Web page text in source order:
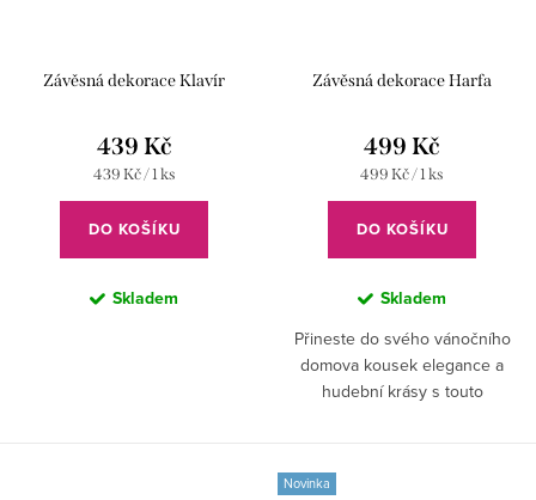
Závěsná dekorace Klavír
439 Kč
Měrná
cena:
439 Kč / 1 ks
DO KOŠÍKU
Skladem
Závěsná dekorace Harfa
499 Kč
Měrná
cena:
499 Kč / 1 ks
DO KOŠÍKU
Skladem
Přineste do svého vánočního
domova kousek elegance a
hudební krásy s touto
Novinka